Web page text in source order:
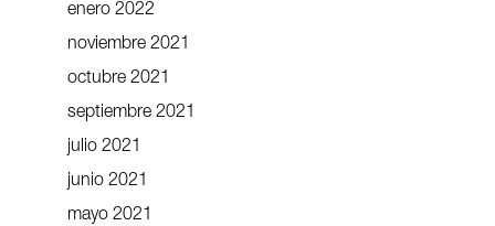
enero 2022
noviembre 2021
octubre 2021
septiembre 2021
julio 2021
junio 2021
mayo 2021